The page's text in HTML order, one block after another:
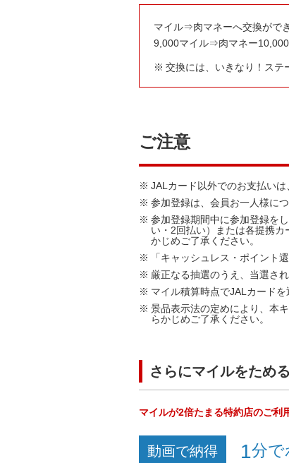
マイル⇒肉マネーへ交換ができ
9,000マイル⇒肉マネー
※ 交換には、いきなり！ステ
ご注意
※ JALカード以外でのお支払い
※ 参加登録は、会員お一人様に
※ 参加登録期間中に参加登録を
い・2回払い）または各提携
かじめご了承ください。
※
「キャッシュレス・ポイント
※ 厳正なる抽選のうえ、当選さ
※ マイル積算時点でJALカード
※ 景品表示法の定めにより、本
らかじめご了承ください。
さらにマイルをため
マイルが2倍たまる特約店のご利
動画で納得 1分で